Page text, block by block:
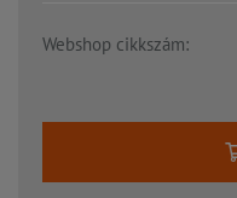
Webshop cikkszám: